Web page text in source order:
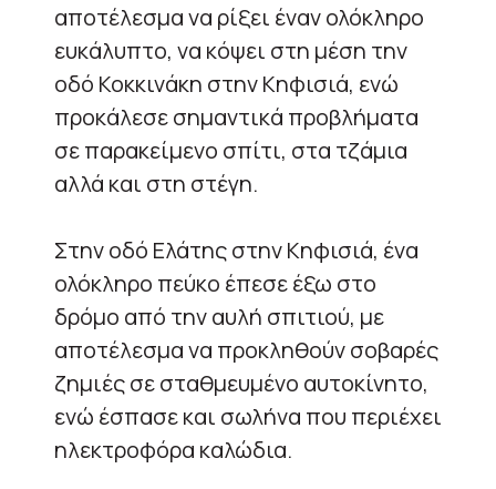
αποτέλεσμα να ρίξει έναν ολόκληρο
ευκάλυπτο, να κόψει στη μέση την
οδό Κοκκινάκη στην Κηφισιά, ενώ
προκάλεσε σημαντικά προβλήματα
σε παρακείμενο σπίτι, στα τζάμια
αλλά και στη στέγη.
Στην οδό Ελάτης στην Κηφισιά, ένα
ολόκληρο πεύκο έπεσε έξω στο
δρόμο από την αυλή σπιτιού, με
αποτέλεσμα να προκληθούν σοβαρές
ζημιές σε σταθμευμένο αυτοκίνητο,
ενώ έσπασε και σωλήνα που περιέχει
ηλεκτροφόρα καλώδια.